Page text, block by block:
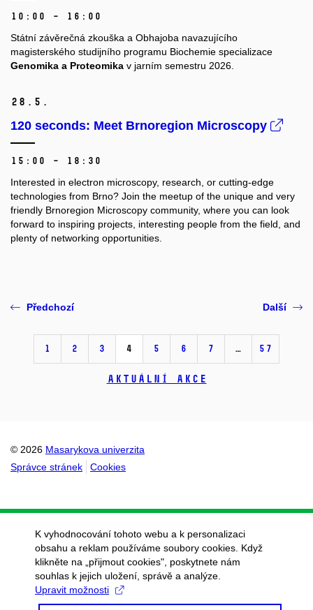
10:00 – 16:00
Státní závěrečná zkouška a Obhajoba navazujícího
magisterského studijního programu Biochemie specializace
Genomika a Proteomika v jarním semestru 2026.
28. 5.
120 seconds: Meet Brnoregion Microscopy
15:00 – 18:30
Interested in electron microscopy, research, or cutting-edge
technologies from Brno? Join the meetup of the unique and very
friendly Brnoregion Microscopy community, where you can look
forward to inspiring projects, interesting people from the field, and
plenty of networking opportunities.
Předchozí
1 2 3 4 5 6 7 … 57
Další
Aktuální akce
© 2026 Masarykova univerzita
Správce stránek
Cookies
K vyhodnocování tohoto webu a k personalizaci
obsahu a reklam používáme soubory cookies. Když
klikněte na „přijmout cookies", poskytnete nám
souhlas k jejich uložení, správě a analýze.
Upravit možnosti